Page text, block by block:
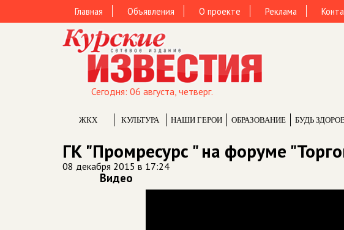
Главная Объявления О проекте Реклама
Сегодня: 06 августа, четверг.
ЖКХ КУЛЬТУРА НАШИ ГЕРОИ ОБРАЗОВАНИЕ БУДЬ
ГК "Промресурс " на форуме
08 декабря 2015 в 17:24
Видео